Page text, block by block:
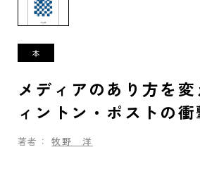
メディアのあり方を
ィントン・ポストの衝
著者： 牧野 洋